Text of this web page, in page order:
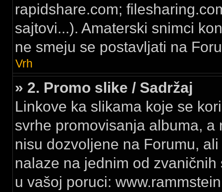
rapidshare.com;
sajtovi...). Amaterski snimci
ne smeju se postavljati na
Vrh
» 2. Promo slike / Sadržaj
Linkove ka slikama koje se
svrhe promovisanja albuma,
nisu dozvoljene na Forumu,
nalaze na jednim od
u vašoj poruci: